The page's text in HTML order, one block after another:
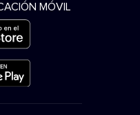
MÓVIL